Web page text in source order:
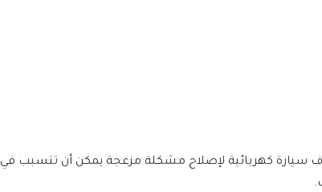
شركتا هيونداي وكيا استدعاء أكثر من 208 آلاف سيارة كهربائية لإصلاح مشكلة مزعجة يمكن أن تتسبب في